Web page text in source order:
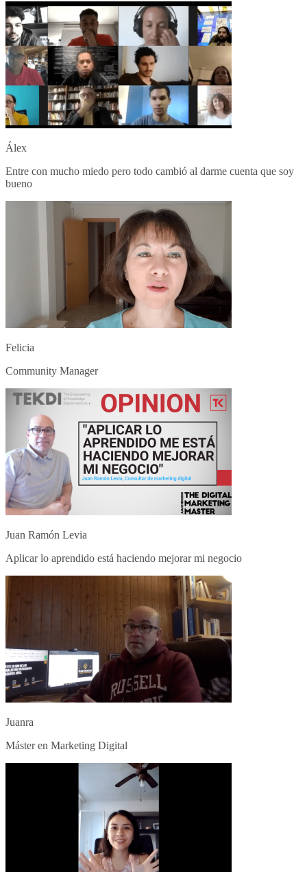
Álex
Entre con mucho miedo pero todo cambió al darme cuenta que soy
bueno
Felicia
Community Manager
Juan Ramón Levia
Aplicar lo aprendido está haciendo mejorar mi negocio
Juanra
Máster en Marketing Digital